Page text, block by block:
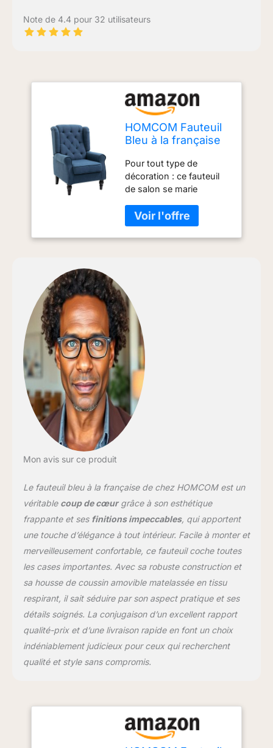
Note de 4.4 pour 32 utilisateurs
HOMCOM Fauteuil
Bleu à la française
Pieds en Bois
tapissés
Pour tout type de
décoration : ce fauteuil
de salon se marie
intérieurs classiques ou
contemporains. Le
dossier est orné de
sophistiquée dans
chaque coin Structure
solide : notre fauteuil en
velours de glace est
soutenu par un cadre
stable en bois et des
pieds en eucalyptus qui
supportent jusqu'à 160
kg pour vous permettre
de vous détendre en
toute tranquillité Confort
glacé doux de ce fauteuil
dossier haut tout en
lisant un livre ou en
buvant un verre Meubles
polyvalents : compact
fauteuil confortable en
velours glacé s'adapte
sans problème aux
salons, chambres ou
études, vous offrant un
point de référence où
vous détendre et
soulager le stress
maximale : 160 kg
Mon avis sur ce produit
Le fauteuil bleu à la française de chez HOMCOM est un
véritable coup de cœurgrâce à son esthétique
frappante et ses finitions impeccables, qui apportent
une touche d’élégance à tout intérieur. Facile à monter et
merveilleusement confortable, ce fauteuil coche toutes
les cases importantes. Avec sa robuste construction et
sa housse de coussin amovible matelassée en tissu
respirant, il sait séduire par son aspect pratique et ses
détails soignés. La conjugaison d’un excellent rapport
qualité-prix et d’une livraison rapide en font un choix
indéniablement judicieux pour ceux qui recherchent
qualité et style sans compromis.